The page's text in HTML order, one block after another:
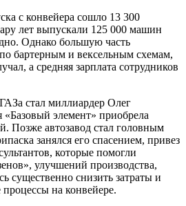
с конвейера сошло 13 300
лет выпускали 125 000 машин
Однако большую часть
бартерным и вексельным схемам,
а средняя зарплата сотрудников
стал миллиардер Олег
«Базовый элемент» приобрела
Позже автозавод стал головным
занялся его спасением, привез
которые помогли
улучшений производства,
существенно снизить затраты и
на конвейере.